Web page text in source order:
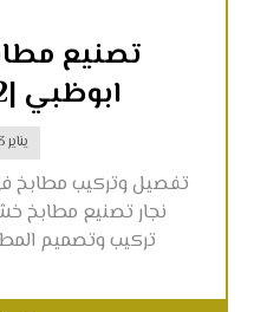
تصنيع
ابوظبي |0566713352
يناير 13, 2025
تفصيل وتركيب مطابخ
نجار تصنيع
تركيب وتصميم